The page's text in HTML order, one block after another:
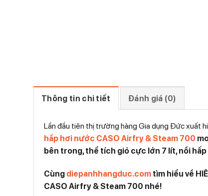
Thông tin chi tiết Đánh giá (0)
Lần đầu tiên thị trường hàng Gia dụng Đức xuất
hấp hơi nước CASO Airfry & Steam 700
bên trong, thể tích giỏ cực lớn 7 lít, nồi
Cùng diepanhhangduc.com tìm hiểu về
CASO Airfry & Steam 700 nhé!